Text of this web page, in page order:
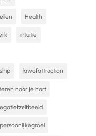
Health
intuitie
lawofattraction
naar je hart
persoonlijkegroei